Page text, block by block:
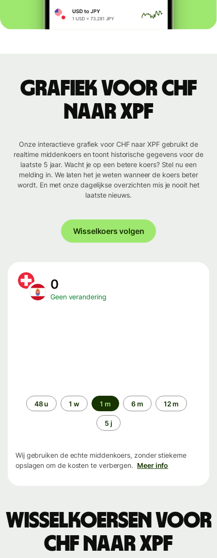
Grafiek voor CHF
naar XPF
Onze interactieve grafiek voor CHF naar XPF gebruikt de
realtime middenkoers en toont historische gegevens voor de
laatste 5 jaar. Wacht je op een betere koers? Stel nu een
melding in. We laten het je weten wanneer de koers beter
wordt. En met onze dagelijkse overzichten mis je nooit het
laatste nieuws.
Wisselkoers volgen
0
Geen verandering
Periode48 u 1 w 1 m 6 m 12 m
5 j
Wij gebruiken de echte middenkoers, zonder stiekeme
opslagen om de kosten te verbergen. Meer info
Wisselkoersen voor
CHF naar XPF